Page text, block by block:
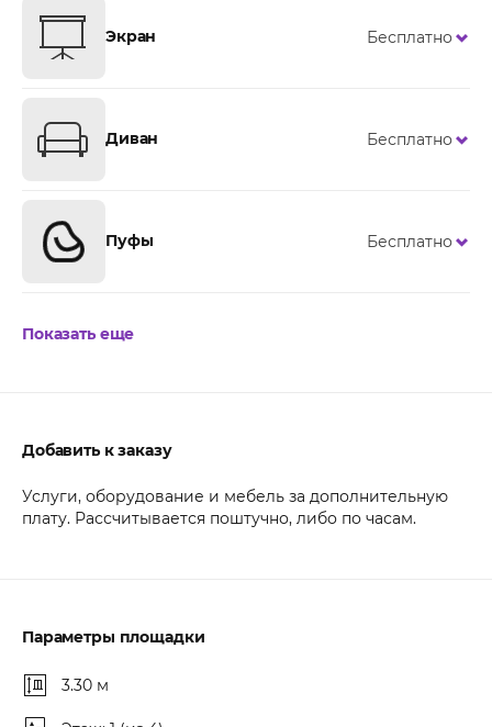
Экран Бесплатно
Диван Бесплатно
Пуфы Бесплатно
Показать еще
Добавить к заказу
Услуги, оборудование и мебель за дополнительную
плату. Рассчитывается поштучно, либо по часам.
Параметры площадки
3.30 м